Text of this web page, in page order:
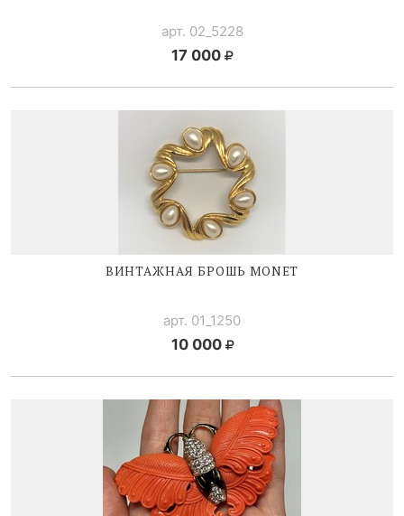
арт. 02_5228
17 000
ВИНТАЖНАЯ БРОШЬ MONET
арт. 01_1250
10 000